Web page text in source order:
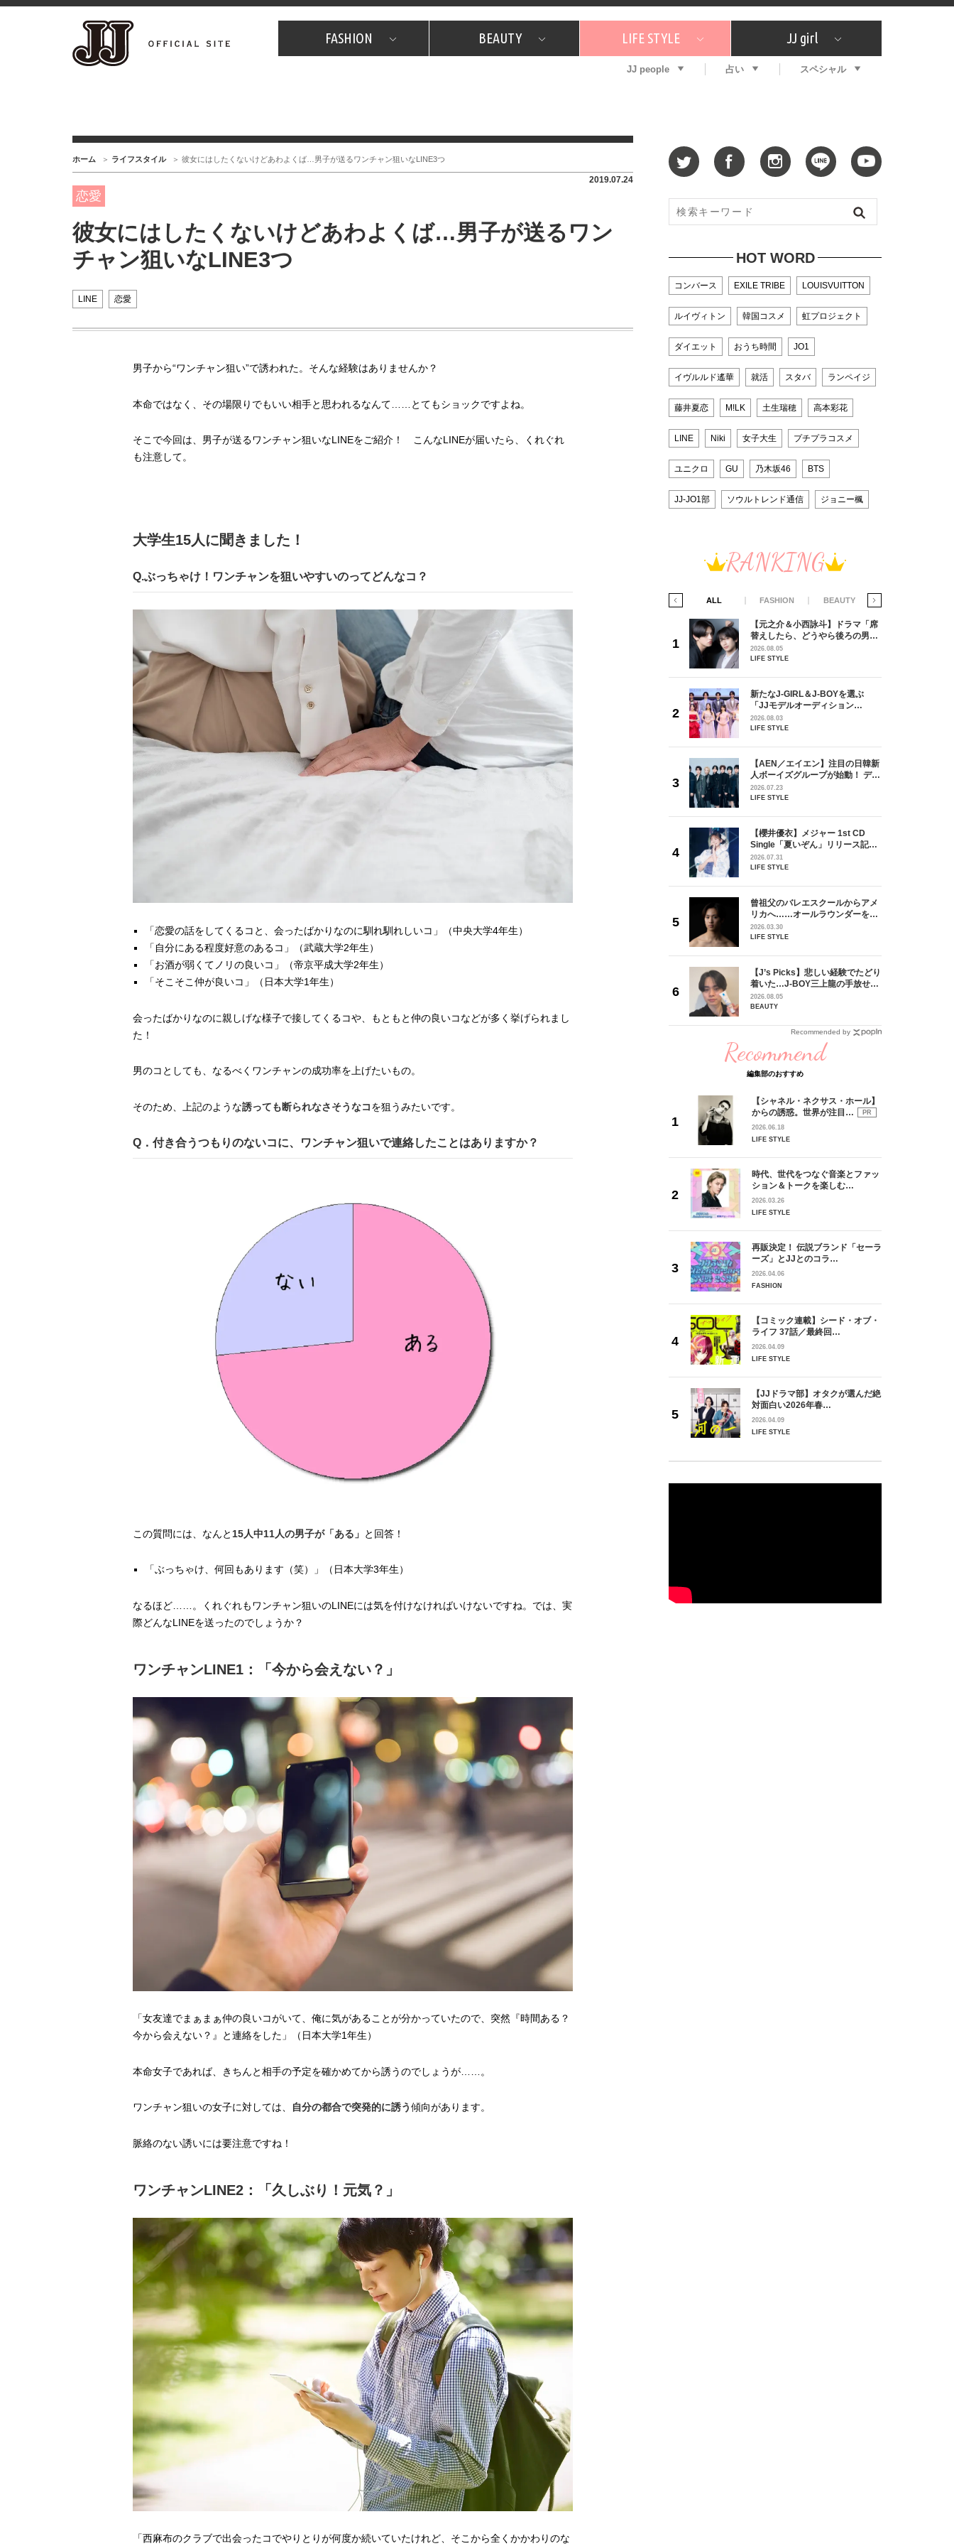
FASHION
JJスタッフの"それどこの"？ プチプラ プレゼント
BEAUTY
コスメ全部試してみた What's NEW？ 特集
LIFE STYLE
JJグルメガイド エンタメ プレゼント
恋愛
JJ girl
特集 おしゃラン！
JJ people 占い スペシャル
ホーム ライフスタイル 彼女にはしたくないけどあわよくば…男子が送るワンチャン狙いなLINE3つ
2019.07.24
恋愛
彼女にはしたくないけどあわよくば…男子が送るワン
チャン狙いなLINE3つ
LINE 恋愛
男子から“ワンチャン狙い”で誘われた。そんな経験はありませんか？
本命ではなく、その場限りでもいい相手と思われるなんて……とてもショックですよね。
そこで今回は、男子が送るワンチャン狙いなLINEをご紹介！ こんなLINEが届いたら、くれぐれ
も注意して。
大学生15人に聞きました！
Q.ぶっちゃけ！ワンチャンを狙いやすいのってどんなコ？
「恋愛の話をしてくるコと、会ったばかりなのに馴れ馴れしいコ」（中央大学4年生）
「自分にある程度好意のあるコ」（武蔵大学2年生）
「お酒が弱くてノリの良いコ」（帝京平成大学2年生）
「そこそこ仲が良いコ」（日本大学1年生）
会ったばかりなのに親しげな様子で接してくるコや、もともと仲の良いコなどが多く挙げられまし
た！
男のコとしても、なるべくワンチャンの成功率を上げたいもの。
そのため、上記のような誘っても断られなさそうなコを狙うみたいです。
Q．付き合うつもりのないコに、ワンチャン狙いで連絡したことはありますか？
この質問には、なんと 15人中11人の男子が「ある」 と回答！
「ぶっちゃけ、何回もあります（笑）」（日本大学3年生）
なるほど……。くれぐれもワンチャン狙いのLINEには気を付けなければいけないですね。では、実
際どんなLINEを送ったのでしょうか？
ワンチャンLINE1：「今から会えない？」
「女友達でまぁまぁ仲の良いコがいて、俺に気があることが分かっていたので、突然『時間ある？
今から会えない？』と連絡をした」（日本大学1年生）
本命女子であれば、きちんと相手の予定を確かめてから誘うのでしょうが……。
ワンチャン狙いの女子に対しては、 自分の都合で突発的に誘う傾向があります。
脈絡のない誘いには要注意ですね！
ワンチャンLINE2：「久しぶり！元気？」
「西麻布のクラブで出会ったコでやりとりが何度か続いていたけれど、そこから全くかかわりのな
HOT WORD
コンバース EXILE TRIBE LOUISVUITTON
ルイヴィトン 韓国コスメ 虹プロジェクト
ダイエット おうち時間 JO1
イヴルルド遙華 就活 スタバ ランペイジ
藤井夏恋 M!LK 土生瑞穂 高本彩花
LINE Niki 女子大生 プチプラコスメ
ユニクロ GU 乃木坂46 BTS
JJ-JO1部 ソウルトレンド通信 ジョニー楓
RANKING
ALL FASHION BEAUTY
【J’s Picks】悲しい経験でたどり
着いた…J-BOY三上龍の手放せな
い“オールインワン”アイテム〈ビ
ューティ＆ファッション夏の必需
品〉
2026.08.05
BEAUTY
【注目アーティストRainy。っ
て？】自称“コスメオタク見習
い”のポーチの中身、拝見しま
2026.01.30
BEAUTY
【JJ専属モデルの素顔】ビューテ
ィ大好き！ 松川 星のお気に入り
徹底した日焼けケア！ でも、いち
【JJ専属モデルの素顔】ツヤと輝
愛用スキンケア
2025.12.16
BEAUTY
【J’s Picks】J-BOY中田凌多
は“汗と暑さ”に悩める仕事終わり
どうやら俺のこと好きらしい」放
2026.08.05
「JJモデルオーディション
2027」が募集開始！ 予選ブロッ
クは候補生の“魅力”を重視した
「新システム」に変わります
2026.08.03
LIFE STYLE
【AEN／エイエン】注目の日韓新
曾祖父のバレエスクールからアメ
込めたのも、このJJがきっかけで
【元之介＆小西詠斗】ドラマ「席
替えしたら、どうやら後ろの男が
どうやら俺のこと好きらしい」放
送記念インタビュー♡ 「自然と詠
2026.08.05
LIFE STYLE
新たなJ-GIRL＆J-BOYを選ぶ
「JJモデルオーディション
2027」が募集開始！ 予選ブロッ
クは候補生の“魅力”を重視した
2026.08.03
LIFE STYLE
【AEN／エイエン】注目の日韓新
人ボーイズグループが始動！ デビ
ュー目前のフレッシュな面々を独
占インタビュー。7人の魅力に迫
2026.07.23
LIFE STYLE
【櫻井優衣】メジャー 1st CD
Single「夏いぞん」リリース記念
イベント♡ ファンと過ごした“最
高の夏時間”
2026.07.31
LIFE STYLE
曾祖父のバレエスクールからアメ
リカへ……オールラウンダーを目
指すダンサーは踊ることが好きす
ぎる【王子様の推しドコロ】
2026.03.30
LIFE STYLE
【J’s Picks】悲しい経験でたどり
着いた…J-BOY三上龍の手放せな
い“オールインワン”アイテム〈ビ
ューティ＆ファッション夏の必需
2026.08.05
BEAUTY
Recommended by
Recommend
編集部のおすすめ
【シャネル・ネクサス・ホール】
からの誘惑。世界が注目…
PR
2026.06.18
LIFE STYLE
時代、世代をつなぐ音楽とファッ
ション＆トークを楽しむ…
2026.03.26
LIFE STYLE
再販決定！ 伝説ブランド「セーラ
ーズ」とJJとのコラ…
2026.04.06
FASHION
【コミック連載】シード・オブ・
ライフ 37話／最終回…
2026.04.09
LIFE STYLE
【JJドラマ部】オタクが選んだ絶
対面白い2026年春…
2026.04.09
LIFE STYLE